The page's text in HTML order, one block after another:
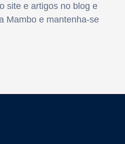
site e artigos no blog e
Mambo e mantenha-se